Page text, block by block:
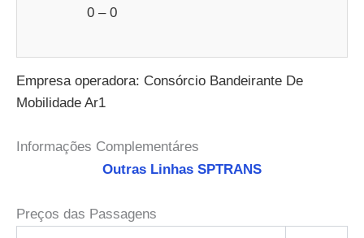
0 – 0
Empresa operadora: Consórcio Bandeirante De
Mobilidade Ar1
Informações Complementáres
Outras Linhas SPTRANS
Preços das Passagens